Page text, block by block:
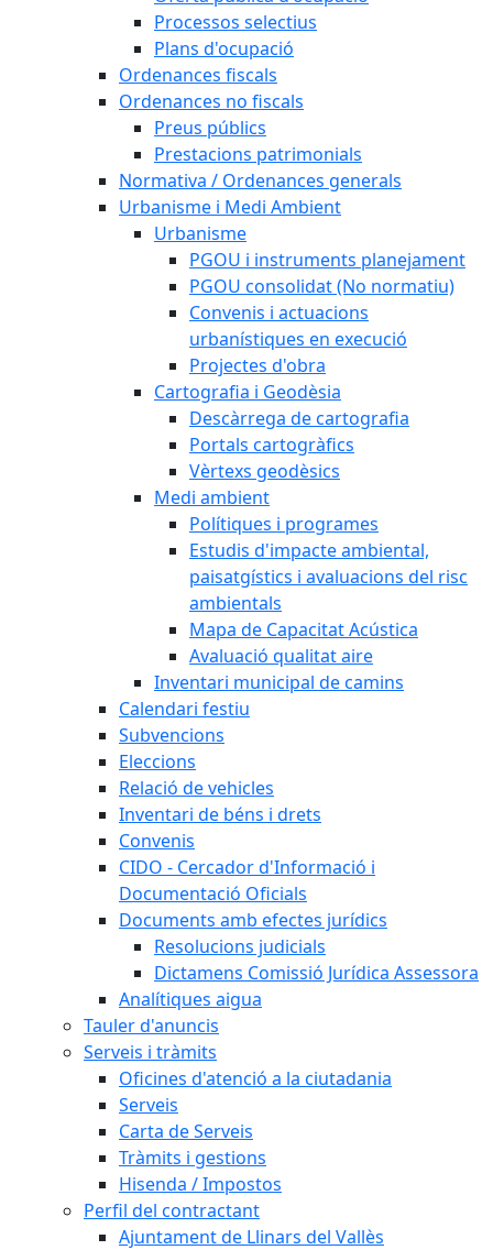
Processos selectius
Plans d'ocupació
Ordenances fiscals
Ordenances no fiscals
Preus públics
Prestacions patrimonials
Normativa / Ordenances generals
Urbanisme i Medi Ambient
Urbanisme
PGOU i instruments planejament
PGOU consolidat (No normatiu)
Convenis i actuacions
urbanístiques en execució
Projectes d'obra
Cartografia i Geodèsia
Descàrrega de cartografia
Portals cartogràfics
Vèrtexs geodèsics
Medi ambient
Polítiques i programes
Estudis d'impacte ambiental,
paisatgístics i avaluacions del risc
ambientals
Mapa de Capacitat Acústica
Avaluació qualitat aire
Inventari municipal de camins
Calendari festiu
Subvencions
Eleccions
Relació de vehicles
Inventari de béns i drets
Convenis
CIDO - Cercador d'Informació i
Documentació Oficials
Documents amb efectes jurídics
Resolucions judicials
Dictamens Comissió Jurídica Assessora
Analítiques aigua
Tauler d'anuncis
Serveis i tràmits
Oficines d'atenció a la ciutadania
Serveis
Carta de Serveis
Tràmits i gestions
Hisenda / Impostos
Perfil del contractant
Ajuntament de Llinars del Vallès